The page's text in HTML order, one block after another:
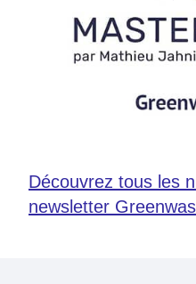
Découvrez tous les
newsletter